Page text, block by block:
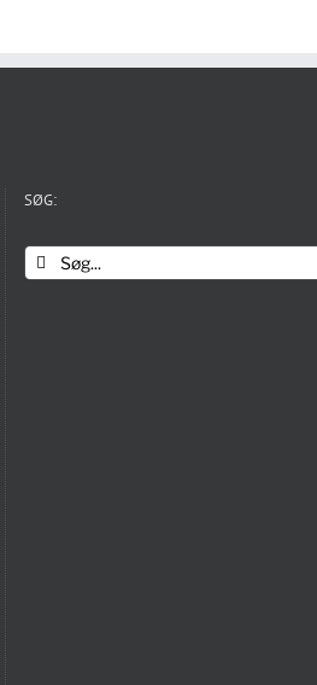
SØG:
Søg
efter: